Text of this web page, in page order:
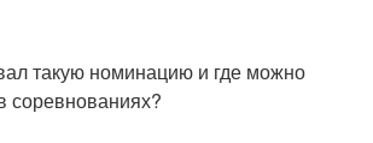
такую номинацию и где можно
соревнованиях?